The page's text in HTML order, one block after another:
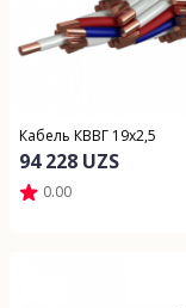
Кабель КВВГ 19х2,5
94 228 UZS
0.00